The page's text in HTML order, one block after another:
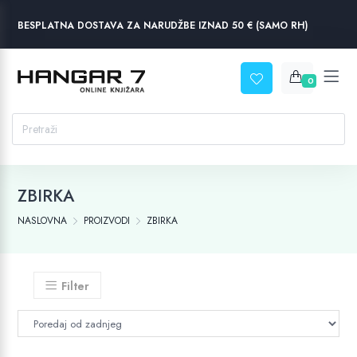
BESPLATNA DOSTAVA ZA NARUDŽBE IZNAD 50 € (SAMO RH)
0
ZBIRKA
NASLOVNA PROIZVODI ZBIRKA
Filter